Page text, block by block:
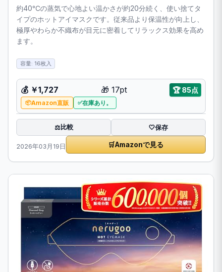
約40℃の蒸気で心地よい温かさが約20分続く、使い捨てタ
イプのホットアイマスクです。従来品より保温性が向上し、
極厚やわらか不織布が目元に密着してリラックス効果を高め
ます。
容量: 16枚入
💰 ￥1,727 🎁 17pt 🏆85点
Amazon直販 在庫あり。
⚖️比較 🤍保存
2026年03月19日 🛒Amazonで見る